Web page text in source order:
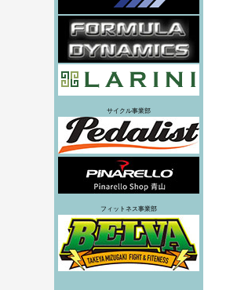
サイクル事業部
フィットネス事業部